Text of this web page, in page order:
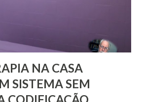
...
NA CASA
SISTEMA SEM